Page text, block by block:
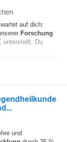
auf dich:
Forschung
unterstellt. Du
und